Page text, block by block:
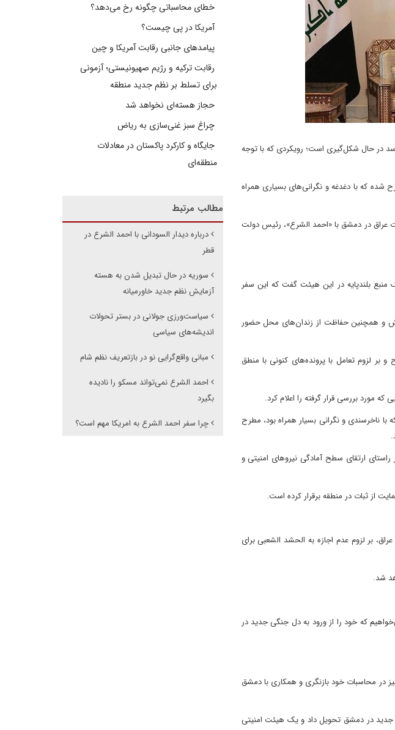
در حال شکل‌گیری است؛ رویکردی که با توجه
شده که با دغدغه و نگرانی‌های بسیاری همراه
عراق در دمشق با «احمد الشرع»، رئیس دولت
بلندپایه در این هیئت گفت که این سفر
و همچنین حفاظت از زندان‌های محل حضور
لزوم تعامل با پرونده‌های کنونی با منطق
مورد بررسی قرار گرفته را اعلام کرد.
در روز 27 نوامبر 2024، سران عراق اظهاراتی را که با ناخرسندی و نگرانی بسیار همراه بود، مطرح
ارتقای سطح آمادگی نیروهای امنیتی و
از ثبات در منطقه برقرار کرده است.
بر لزوم عدم اجازه به الحشد الشعبی برای
شد.
که خود را از ورود به دل جنگی جدید در
در محاسبات خود بازنگری و همکاری با دمشق
جدید در دمشق تحویل داد و یک هیئت امنیتی
خطای محاسباتی چگونه رخ می‌دهد؟
آمریکا در پی چیست؟
پیامدهای جانبی رقابت آمریکا و چین
رقابت ترکیه و رژیم صهیونیستی؛ آزمونی
برای تسلط بر نظم جدید منطقه
حجاز هسته‌ای نخواهد شد
چراغ سبز غنی‌سازی به ریاض
جایگاه و کارکرد پاکستان در معادلات
منطقه‌ای
مطالب مرتبط
درباره دیدار السودانی با احمد الشرع در
قطر
سوریه در حال تبدیل شدن به هسته
آزمایش نظم جدید خاورمیانه
سیاست‌ورزی جولانی در بستر تحولات
اندیشه‌های سیاسی
مبانی واقع‌گرایی نو در بازتعریف نظم شام
احمد الشرع نمی‌تواند مسکو را نادیده
بگیرد
چرا سفر احمد الشرع به امریکا مهم است؟